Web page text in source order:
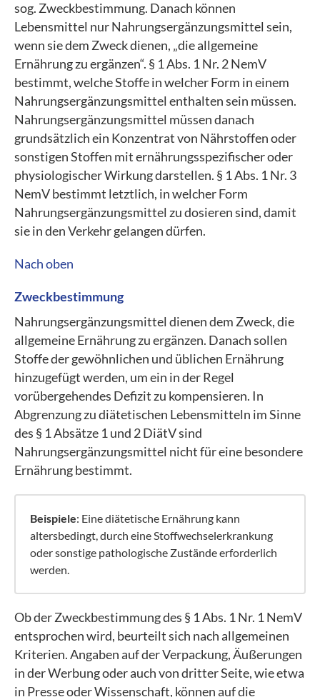
sog. Zweckbestimmung. Danach können
Lebensmittel nur Nahrungsergänzungsmittel sein,
wenn sie dem Zweck dienen, „die allgemeine
Ernährung zu ergänzen“. § 1 Abs. 1 Nr. 2 NemV
bestimmt, welche Stoffe in welcher Form in einem
Nahrungsergänzungsmittel enthalten sein müssen.
Nahrungsergänzungsmittel müssen danach
grundsätzlich ein Konzentrat von Nährstoffen oder
sonstigen Stoffen mit ernährungsspezifischer oder
physiologischer Wirkung darstellen. § 1 Abs. 1 Nr. 3
NemV bestimmt letztlich, in welcher Form
Nahrungsergänzungsmittel zu dosieren sind, damit
sie in den Verkehr gelangen dürfen.
Nach oben
Zweckbestimmung
Nahrungsergänzungsmittel dienen dem Zweck, die
allgemeine Ernährung zu ergänzen. Danach sollen
Stoffe der gewöhnlichen und üblichen Ernährung
hinzugefügt werden, um ein in der Regel
vorübergehendes Defizit zu kompensieren. In
Abgrenzung zu diätetischen Lebensmitteln im Sinne
des § 1 Absätze 1 und 2 DiätV sind
Nahrungsergänzungsmittel nicht für eine besondere
Ernährung bestimmt.
Beispiele: Eine diätetische Ernährung kann
altersbedingt, durch eine Stoffwechselerkrankung
oder sonstige pathologische Zustände erforderlich
werden.
Ob der Zweckbestimmung des § 1 Abs. 1 Nr. 1 NemV
entsprochen wird, beurteilt sich nach allgemeinen
Kriterien. Angaben auf der Verpackung, Äußerungen
in der Werbung oder auch von dritter Seite, wie etwa
in Presse oder Wissenschaft, können auf die